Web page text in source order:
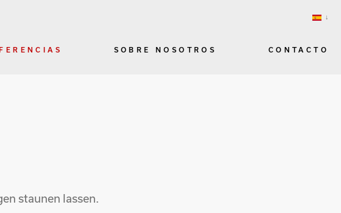
SOBRE NOSOTROS CONTACTO
staunen lassen.